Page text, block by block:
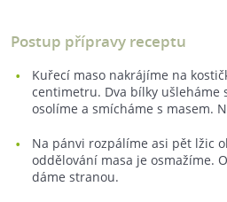
Postup přípravy receptu
Kuřecí maso nakrájíme na
centimetru. Dva bílky ušleháme
osolíme a smícháme s masem.
Na pánvi rozpálíme asi pět lžic
oddělování masa je osmažíme.
dáme stranou.